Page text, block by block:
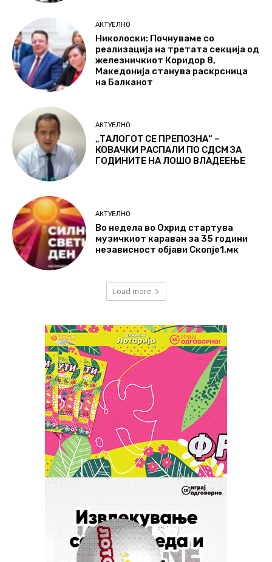
АКТУЕЛНО
Николоски: Почнуваме со
реализација на третата секција од
железничкиот Коридор 8,
Македонија станува раскрсница
на Балканот
АКТУЕЛНО
„ТАЛОГОТ СЕ ПРЕПОЗНА“ –
КОВАЧКИ РАСПАЛИ ПО СДСМ ЗА
ГОДИНИТЕ НА ЛОШО ВЛАДЕЕЊЕ
АКТУЕЛНО
Во недела во Охрид стартува
музичкиот караван за 35 години
независност објави Скопје1.мк
Load more